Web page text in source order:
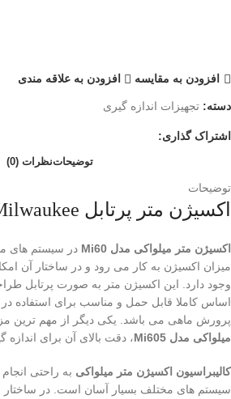
افزودن به مقایسه افزودن به علاقه مندی
دسته: تجهیزات اندازه گیری
اشتراک گذاری:
توضیحاتنظرات (0)
توضیحات
اکسیژن متر پرتابل Milwaukee مدل Mi605
اکسیژن متر میلواکی مدل Mi60
در سیستم های
میزان اکسیژن به کار می رود و در ساختار آن
وجود دارد. این اکسیژن متر به صورت پرتابل
اساس کاملا قابل حمل و مناسب برای استفاده در
پرورش ماهی می باشد. یکی دیگر از مهم ترین
میلواکی مدل Mi605
، دقت بالای آن برای
کالیبراسیون اکسیژن متر میلواکی به راحتی
سیستم های مختلف بسیار آسان است. در ساختار